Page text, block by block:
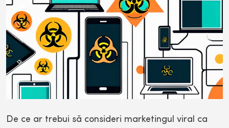
De ce ar trebui să consideri marketingul viral ca